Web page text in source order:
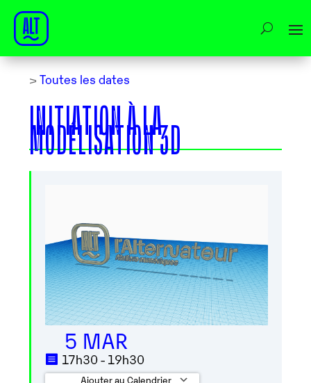
> Toutes les dates
INITIATION À LA
MODÉLISATION 3D
5 MAR
17h30 - 19h30
Ajouter au Calendrier